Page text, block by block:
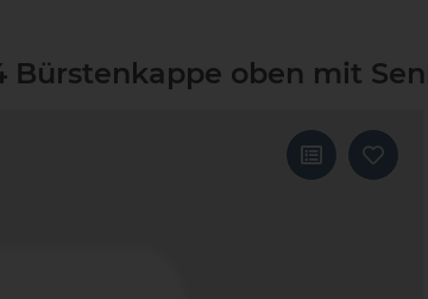
Bürstenkappe oben mit